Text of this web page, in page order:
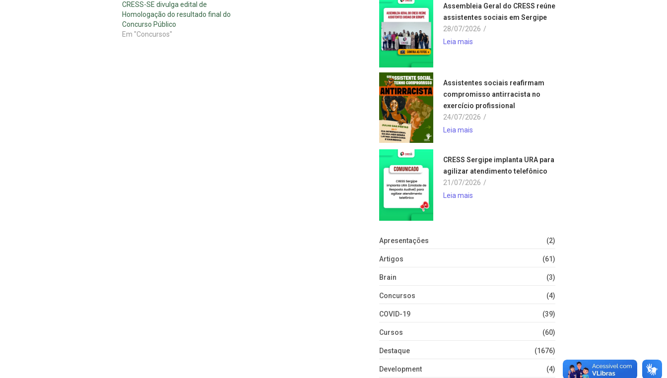
CRESS-SE divulga edital de
Homologação do resultado final do
Concurso Público
Em "Concursos"
Assembleia Geral do CRESS reúne
assistentes sociais em Sergipe
28/07/2026 /
Leia mais
Assistentes sociais reafirmam
compromisso antirracista no
exercício profissional
24/07/2026 /
Leia mais
CRESS Sergipe implanta URA para
agilizar atendimento telefônico
21/07/2026 /
Leia mais
Apresentações (2)
Artigos (61)
Brain (3)
Concursos (4)
COVID-19 (39)
Cursos (60)
Destaque (1676)
Development (4)